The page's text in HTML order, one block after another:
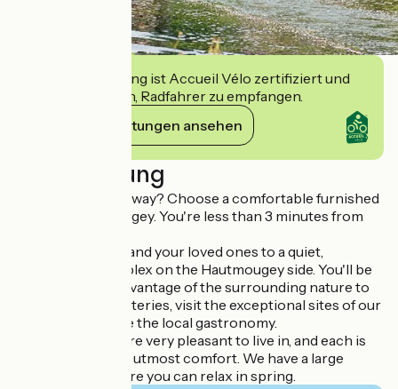
Diese Einrichtung ist Accueil Vélo zertifiziert und
verpflichtet sich, Radfahrer zu empfangen.
Ihre Verpflichtungen ansehen
Beschreibung
Looking for a getaway? Choose a comfortable furnished
rental in Hautmougey. You're less than 3 minutes from
We welcome you and your loved ones to a quiet,
picturesque complex on the Hautmougey side. You'll be
able to take full advantage of the surrounding nature to
recharge your batteries, visit the exceptional sites of our
region and sample the local gastronomy.
Our apartments are very pleasant to live in, and each is
equipped for your utmost comfort. We have a large
wooded park where you can relax in spring.